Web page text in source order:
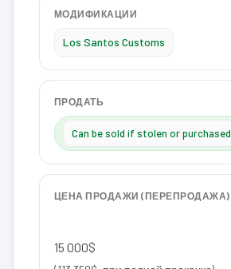
МОДИФИКАЦИИ
Los Santos Customs
ПРОДАТЬ
Can be sold if stolen or purchased
ЦЕНА ПРОДАЖИ (ПЕРЕПРОДАЖА)
15 000$